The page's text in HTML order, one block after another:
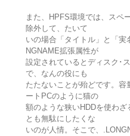
また、HPFS環境では、スペ
除外して、たいて
いの場合「タイトル」と「
NGNAME拡張属性が
設定されているとディスク･
で、なんの役にも
たたないことが殆どです。容
ートPCのように猫の
額のような狭いHDDを使わ
とも無駄にしたくな
いのが人情。そこで、